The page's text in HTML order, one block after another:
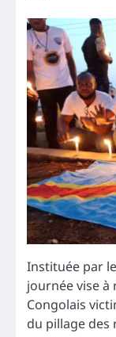
Instituée par
journée vise
Congolais
du pillage des